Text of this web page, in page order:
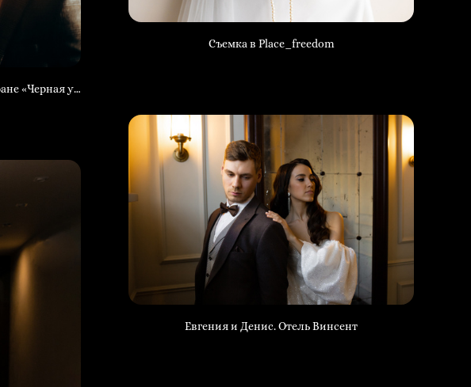
Съемка в Place_freedom
Марина и Руслан. Фотосессия в ресторане «Черная утка».
Евгения и Денис. Отель Винсент